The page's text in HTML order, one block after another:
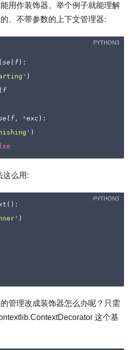
用作装饰器。举个例子就能理解
、不带参数的上下文管理器:
( self ):
)
, *exc ):
)
这么用:
():
)
管理改成装饰器怎么办呢？只需
这个基